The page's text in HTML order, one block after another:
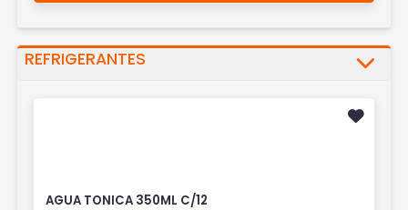
REFRIGERANTES
AGUA TONICA 350ML C/12